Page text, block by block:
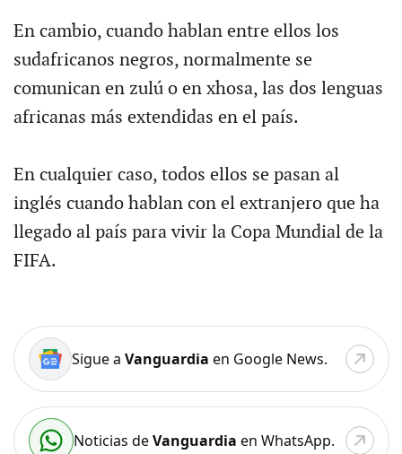
En cambio, cuando hablan entre ellos los
sudafricanos negros, normalmente se
comunican en zulú o en xhosa, las dos lenguas
africanas más extendidas en el país.
En cualquier caso, todos ellos se pasan al
inglés cuando hablan con el extranjero que ha
llegado al país para vivir la Copa Mundial de la
FIFA.
Sigue a Vanguardia en Google News.
Noticias deVanguardia en WhatsApp.